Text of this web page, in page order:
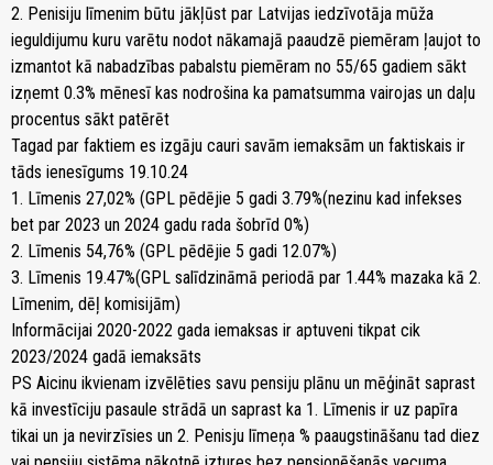
2. Penisiju līmenim būtu jākļūst par Latvijas iedzīvotāja mūža
ieguldijumu kuru varētu nodot nākamajā paaudzē piemēram ļaujot to
izmantot kā nabadzības pabalstu piemēram no 55/65 gadiem sākt
izņemt 0.3% mēnesī kas nodrošina ka pamatsumma vairojas un daļu
procentus sākt patērēt
Tagad par faktiem es izgāju cauri savām iemaksām un faktiskais ir
tāds ienesīgums 19.10.24
1. Līmenis 27,02% (GPL pēdējie 5 gadi 3.79%(nezinu kad infekses
bet par 2023 un 2024 gadu rada šobrīd 0%)
2. Līmenis 54,76% (GPL pēdējie 5 gadi 12.07%)
3. Līmenis 19.47%(GPL salīdzināmā periodā par 1.44% mazaka kā 2.
Līmenim, dēļ komisijām)
Informācijai 2020-2022 gada iemaksas ir aptuveni tikpat cik
2023/2024 gadā iemaksāts
PS Aicinu ikvienam izvēlēties savu pensiju plānu un mēģināt saprast
kā investīciju pasaule strādā un saprast ka 1. Līmenis ir uz papīra
tikai un ja nevirzīsies un 2. Penisju līmeņa % paaugstināšanu tad diez